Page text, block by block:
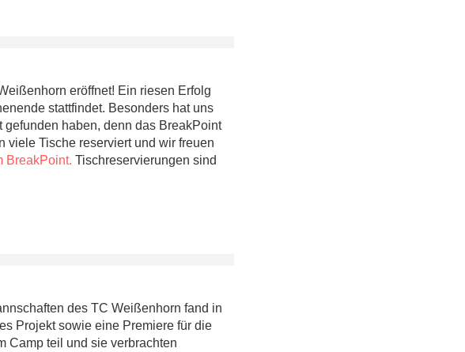
eröffnet! Ein riesen Erfolg
stattfindet. Besonders hat uns
haben, denn das BreakPoint
viele Tische reserviert und wir freuen
BreakPoint. Tischreservierungen sind
des TC Weißenhorn fand in
Projekt sowie eine Premiere für die
Camp teil und sie verbrachten